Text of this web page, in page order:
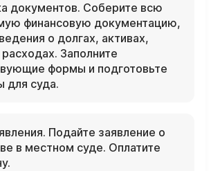
документов. Соберите всю
финансовую документацию,
о долгах, активах,
Заполните
формы и подготовьте
для суда.
Подайте заявление о
в местном суде. Оплатите